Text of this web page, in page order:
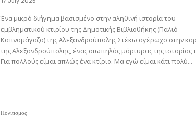
Ένα μικρό διήγημα βασισμένο στην αληθινή ιστορία του
εμβληματικού κτιρίου της Δημοτικής Βιβλιοθήκης (Παλιό
Καπνομάγαζο) της Αλεξανδρούπολης Στέκω αγέρωχο στην καρδιά
της Αλεξανδρούπολης, ένας σιωπηλός μάρτυρας της ιστορίας
Για πολλούς είμαι απλώς ένα κτίριο. Μα εγώ είμαι κάτι πολύ...
Πολιτισμος